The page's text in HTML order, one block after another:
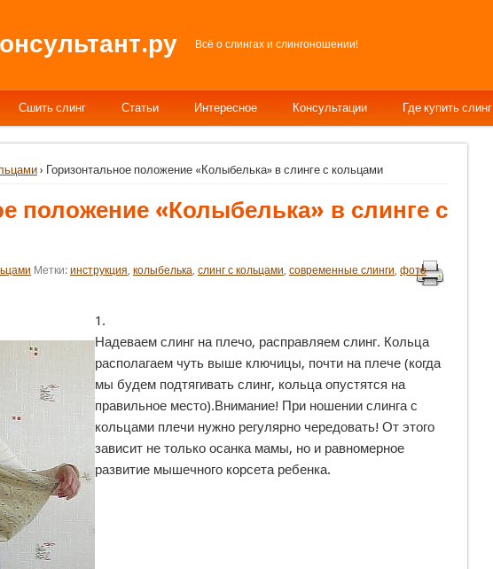
Всё о слингах и слингоношении!
Сшить слинг Статьи Интересное Консультации Где купить слинг
› Горизонтальное положение «Колыбелька» в слинге с кольцами
положение «Колыбелька» в слинге с
Метки: инструкция, колыбелька, слинг с кольцами, современные слинги, фото
1.
Надеваем слинг на плечо, расправляем слинг. Кольца
располагаем чуть выше ключицы, почти на плече (когда
мы будем подтягивать слинг, кольца опустятся на
правильное место).Внимание! При ношении слинга с
кольцами плечи нужно регулярно чередовать! От этого
зависит не только осанка мамы, но и равномерное
развитие мышечного корсета ребенка.